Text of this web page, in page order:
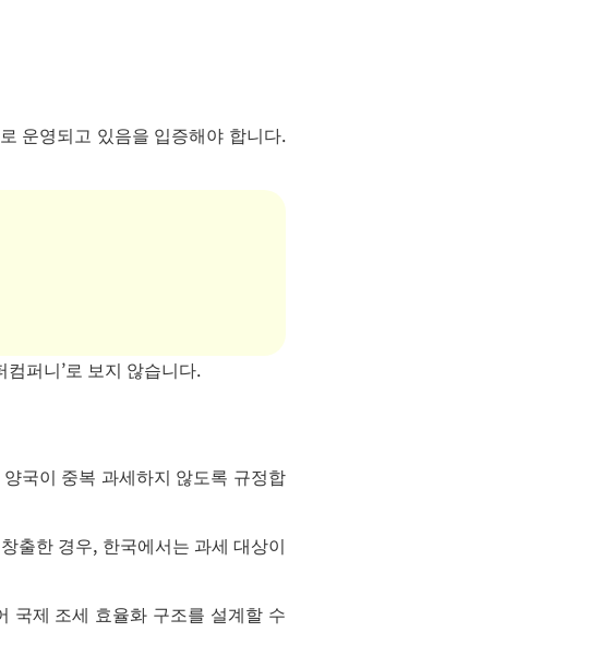
운영되고 있음을 입증해야 합니다.
퍼니’로 보지 않습니다.
국이 중복 과세하지 않도록 규정합
출한 경우, 한국에서는 과세 대상이
국제 조세 효율화 구조를 설계할 수